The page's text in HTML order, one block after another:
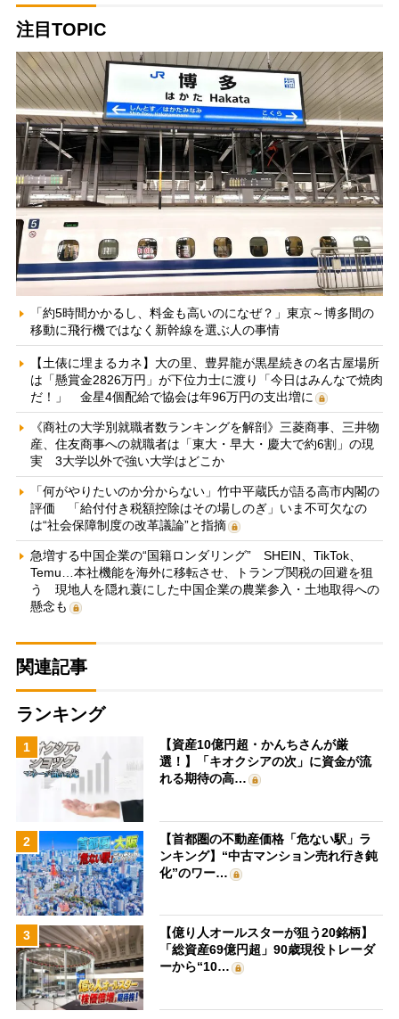
注目TOPIC
「約5時間かかるし、料金も高いのになぜ？」東京～博多間の
移動に飛行機ではなく新幹線を選ぶ人の事情
【土俵に埋まるカネ】大の里、豊昇龍が黒星続きの名古屋場所
は「懸賞金2826万円」が下位力士に渡り「今日はみんなで焼肉
だ！」 金星4個配給で協会は年96万円の支出増に
《商社の大学別就職者数ランキングを解剖》三菱商事、三井物
産、住友商事への就職者は「東大・早大・慶大で約6割」の現
実 3大学以外で強い大学はどこか
「何がやりたいのか分からない」竹中平蔵氏が語る高市内閣の
評価 「給付付き税額控除はその場しのぎ」いま不可欠なの
は“社会保障制度の改革議論”と指摘
急増する中国企業の“国籍ロンダリング” SHEIN、TikTok、
Temu…本社機能を海外に移転させ、トランプ関税の回避を狙
う 現地人を隠れ蓑にした中国企業の農業参入・土地取得への
懸念も
関連記事
ランキング
1
【資産10億円超・かんちさんが厳
選！】「キオクシアの次」に資金が流
れる期待の高…
2
【首都圏の不動産価格「危ない駅」ラ
ンキング】“中古マンション売れ行き鈍
化”のワー…
3
【億り人オールスターが狙う20銘柄】
「総資産69億円超」90歳現役トレーダ
ーから“10…